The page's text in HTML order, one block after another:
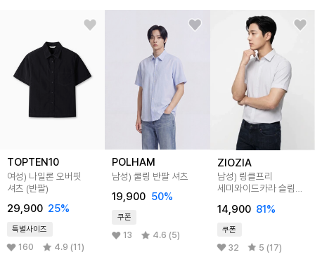
TOPTEN10
여성) 나일론 오버핏
셔츠 (반팔)
29,900 25%
특별사이즈
160 4.9 (11)
POLHAM
남성) 쿨링 반팔 셔츠
19,900 50%
쿠폰
13 4.6 (5)
ZIOZIA
남성) 링클프리
세미와이드카라 슬림핏
14,900 81%
쿠폰
32 5 (17)